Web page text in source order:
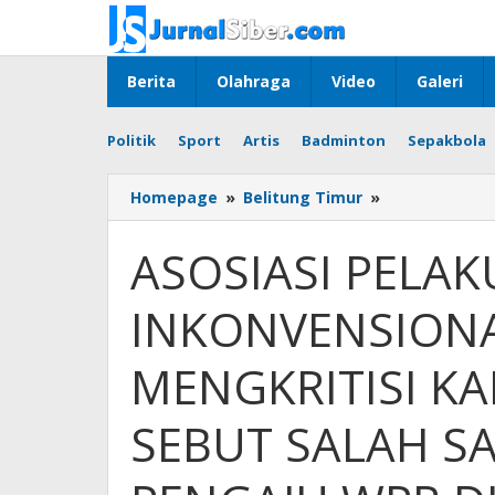
content
Berita Olahraga Video Galeri
Politik Sport Artis Badminton Sepakbola
Homepage » Belitung Timur »
PELAKU
(ASPETI)
BELTIM
MENGKRITISI
PUPR,
HANYA
SEBUT
SALAH
ASOSIASI
MENGKRITISI
SEBUT SALAH